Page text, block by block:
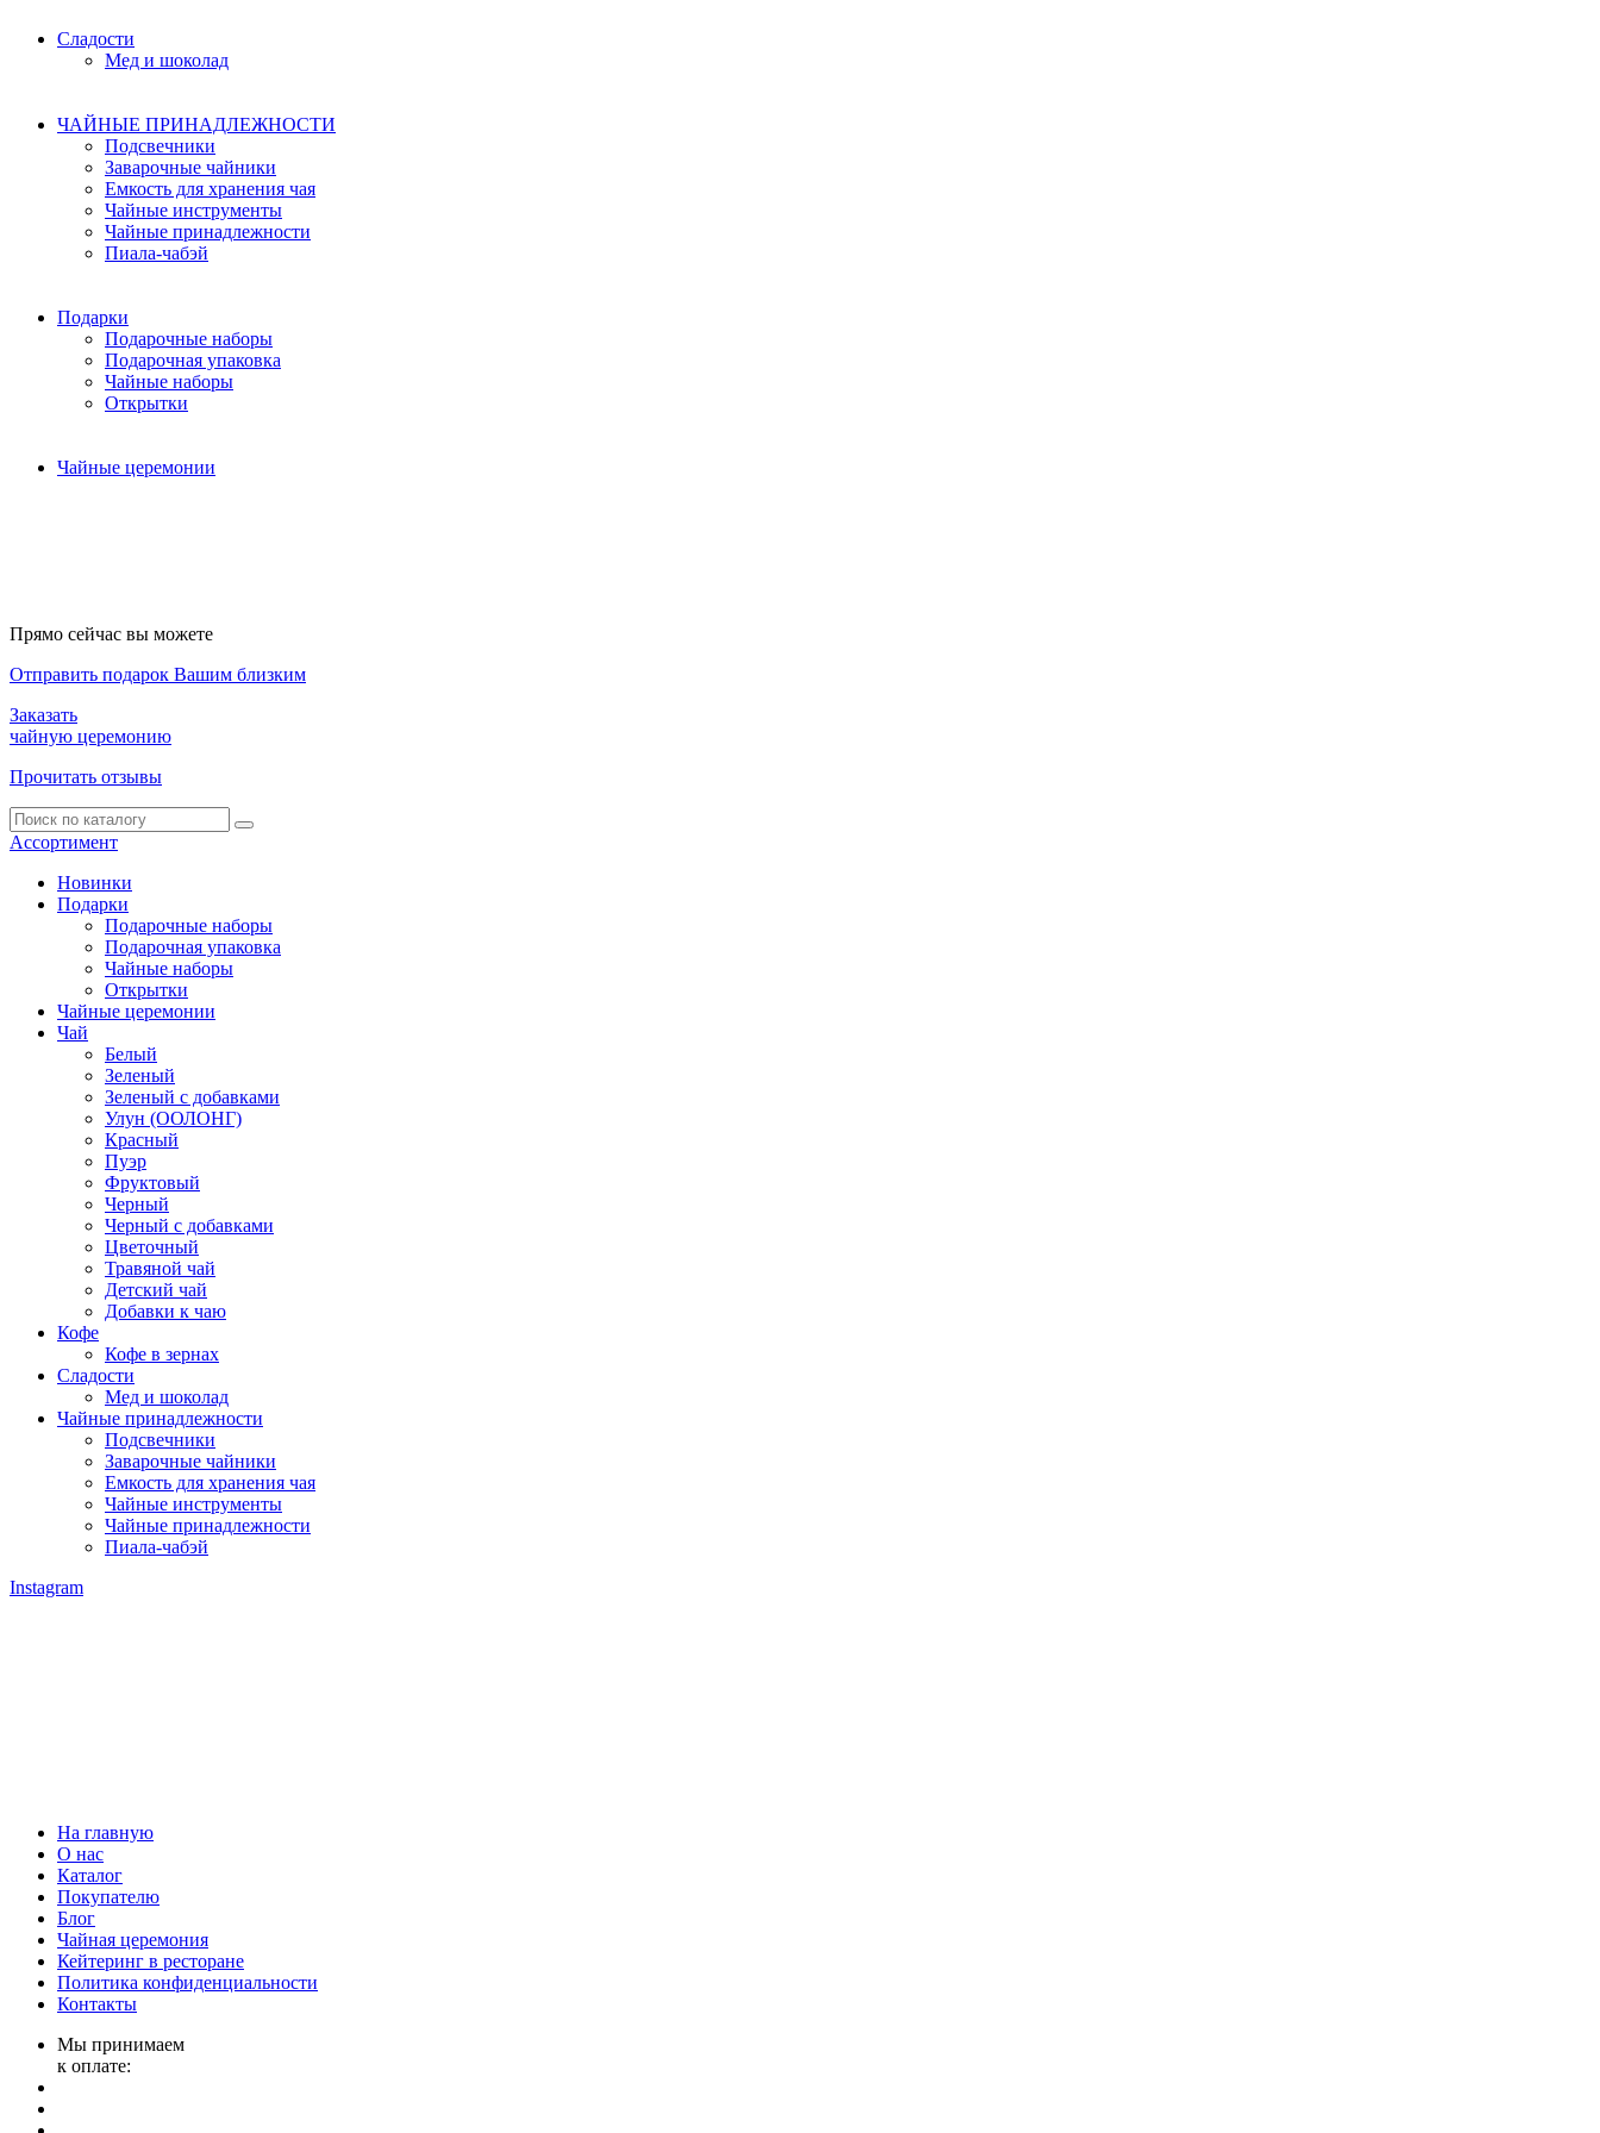
Сладости
Мед и шоколад
ЧАЙНЫЕ ПРИНАДЛЕЖНОСТИ
Подсвечники
Заварочные чайники
Емкость для хранения чая
Чайные инструменты
Чайные принадлежности
Пиала-чабэй
Подарки
Подарочные наборы
Подарочная упаковка
Чайные наборы
Открытки
Чайные церемонии
Прямо сейчас вы можете
Отправить подарок Вашим близким
Заказать
чайную церемонию
Прочитать отзывы
Ассортимент
Новинки
Подарки
Подарочные наборы
Подарочная упаковка
Чайные наборы
Открытки
Чайные церемонии
Чай
Белый
Зеленый
Зеленый с добавками
Улун (ООЛОНГ)
Красный
Пуэр
Фруктовый
Черный
Черный с добавками
Цветочный
Травяной чай
Детский чай
Добавки к чаю
Кофе
Кофе в зернах
Сладости
Мед и шоколад
Чайные принадлежности
Подсвечники
Заварочные чайники
Емкость для хранения чая
Чайные инструменты
Чайные принадлежности
Пиала-чабэй
Instagram
На главную
О нас
Каталог
Покупателю
Блог
Чайная церемония
Кейтеринг в ресторане
Политика конфиденциальности
Контакты
Мы принимаем
к оплате: